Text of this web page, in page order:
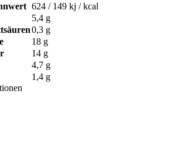
624 / 149 kj / kcal
5,4 g
0,3 g
18 g
14 g
4,7 g
1,4 g